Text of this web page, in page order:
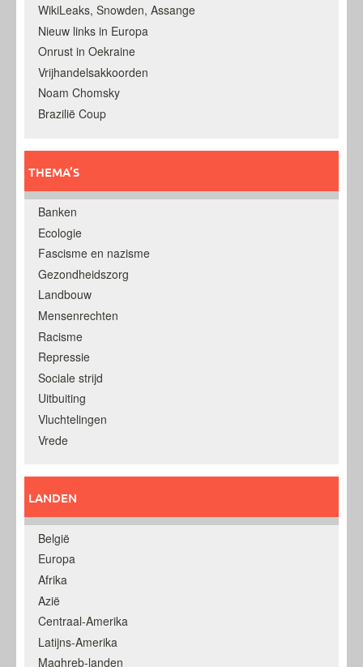
WikiLeaks, Snowden, Assange
Nieuw links in Europa
Onrust in Oekraine
Vrijhandelsakkoorden
Noam Chomsky
Brazilië Coup
THEMA’S
Banken
Ecologie
Fascisme en nazisme
Gezondheidszorg
Landbouw
Mensenrechten
Racisme
Repressie
Sociale strijd
Uitbuiting
Vluchtelingen
Vrede
LANDEN
België
Europa
Afrika
Azië
Centraal-Amerika
Latijns-Amerika
Maghreb-landen